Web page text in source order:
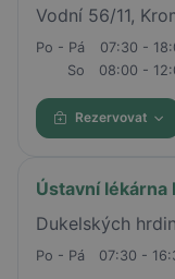
Vodní 56/11,
Po - Pá
07:30 -
So
08:00 -
Rezervovat
Ústavní lékárna
Dukelských
Po - Pá 07:30 -